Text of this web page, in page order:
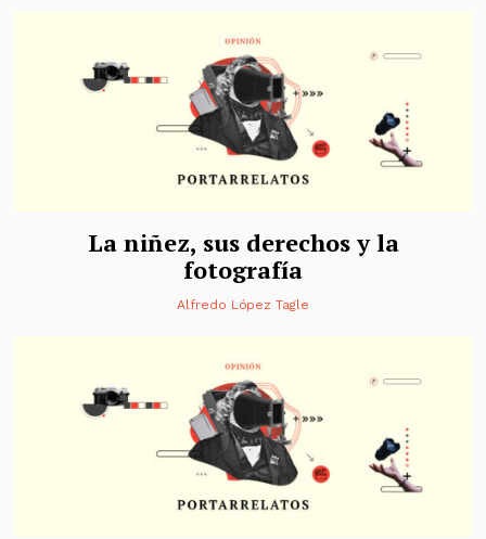
La niñez, sus derechos y la
fotografía
Alfredo López Tagle